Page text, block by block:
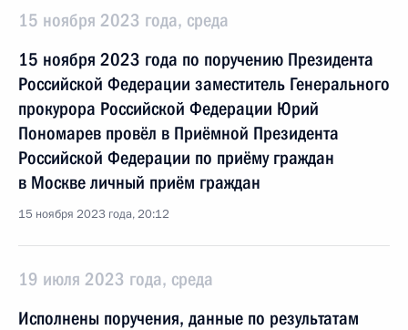
15 ноября 2023 года, среда
15 ноября 2023 года по поручению Президента
Российской Федерации заместитель Генерального
прокурора Российской Федерации Юрий
Пономарев провёл в Приёмной Президента
Российской Федерации по приёму граждан
в Москве личный приём граждан
15 ноября 2023 года, 20:12
19 июля 2023 года, среда
Исполнены поручения, данные по результатам